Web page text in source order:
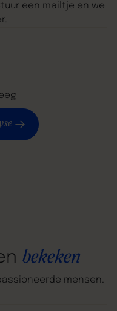
een mailtje en we
bekeken
mensen.